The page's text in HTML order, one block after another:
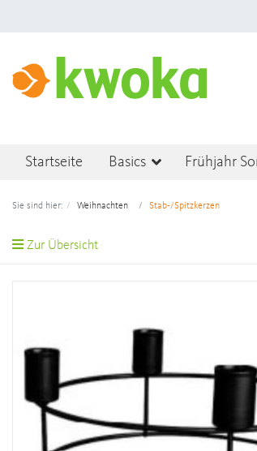
Startseite Basics Frühjahr
Sie sind hier: Weihnachten Stab-/Spitzkerzen
Zur Übersicht